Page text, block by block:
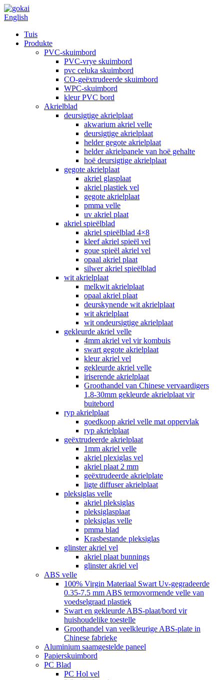
English
Tuis
Produkte
PVC-skuimbord
PVC-vrye skuimbord
pvc celuka skuimbord
CO-geëxtrudeerde skuimbord
WPC-skuimbord
kleur PVC bord
Akrielblad
deursigtige akrielplaat
akwarium akriel velle
deursigtige akrielplaat
helder gegote akrielplaat
helder akrielpanele van hoë gehalte
hoë deursigtige akrielplaat
gegote akrielplaat
akriel glasplaat
akriel plastiek vel
gegote akrielplaat
pmma velle
uv akriel plaat
akriel spieëlblad
akriel spieëlblad 4×8
kleef akriel spieël vel
goue spieël akriel vel
opaal akriel plaat
silwer akriel spieëlblad
wit akrielplaat
melkwit akrielplaat
opaal akriel plaat
deurskynende wit akrielplaat
wit akrielplaat
wit ondeursigtige akrielplaat
gekleurde akriel velle
4mm akriel vel vir kombuis
swart gegote akrielplaat
kleur akriel vel
gekleurde akriel velle
iriserende akrielplaat
Groothandel van Chinese vervaardigers
1.8-30mm gekleurde akrielplaat vir
buitebord
ryp akrielplaat
goedkoop akriel velle mat oppervlak
ryp akrielplaat
geëxtrudeerde akrielplaat
1mm akriel velle
akriel plexiglas vel
akriel plaat 2 mm
geëxtrudeerde akrielplate
ligte diffuser akrielplaat
pleksiglas velle
akriel pleksiglas
pleksiglasplaat
pleksiglas velle
pmma blad
Krasbestande pleksiglas
glinster akriel vel
akriel plaat bunnings
glinster akriel vel
ABS velle
100% Virgin Materiaal Swart Uv-gegradeerde
0.35-7.5 mm ABS termovormende velle van
voedselgraad plastiek
Swart en gekleurde ABS-plaat/bord vir
huishoudelike toestelle
Groothandel van veelkleurige ABS-plate in
Chinese fabrieke
Aluminium saamgestelde paneel
Papierskuimbord
PC Blad
PC Hol vel